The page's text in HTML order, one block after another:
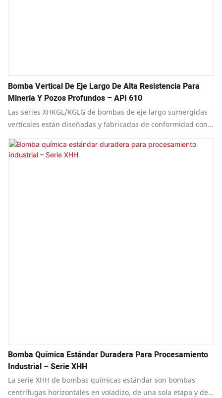
Bomba Vertical De Eje Largo De Alta Resistencia Para
Minería Y Pozos Profundos – API 610
Las series XHKGL/KGLG de bombas de eje largo sumergidas
verticales están diseñadas y fabricadas de conformidad con
la undécima edición de API 610 "Bombas centrífugas para las
industrias del petróleo, petroquímica y gas natural", al
Bomba Química Estándar Duradera Para Procesamiento
Industrial – Serie XHH
La serie XHH de bombas químicas estándar son bombas
centrífugas horizontales en voladizo, de una sola etapa y de